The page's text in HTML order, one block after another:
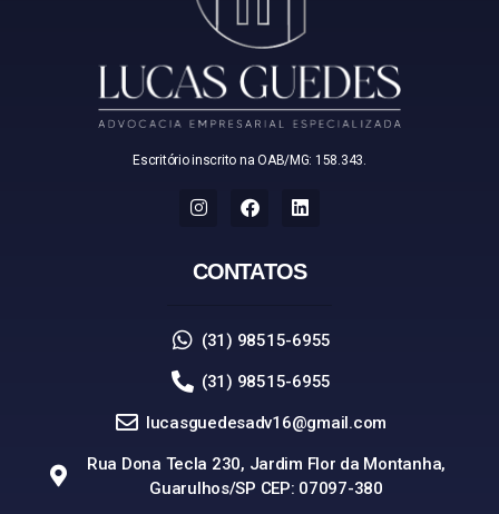
Escritório inscrito na OAB/MG: 158.343.
CONTATOS
(31) 98515-6955
(31) 98515-6955
lucasguedesadv16@gmail.com
Rua Dona Tecla 230, Jardim Flor da Montanha,
Guarulhos/SP CEP: 07097-380